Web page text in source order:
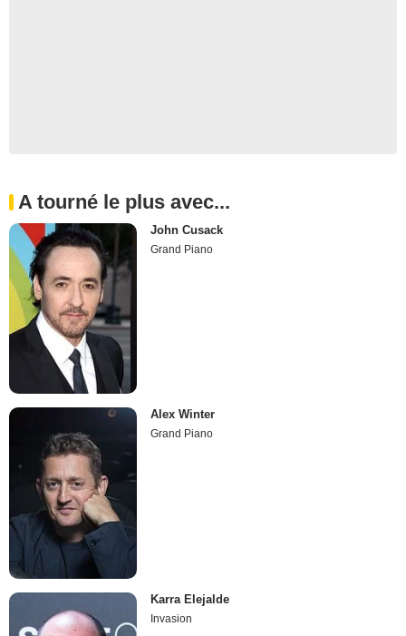
A tourné le plus avec...
John Cusack
Grand Piano
Alex Winter
Grand Piano
Karra Elejalde
Invasion